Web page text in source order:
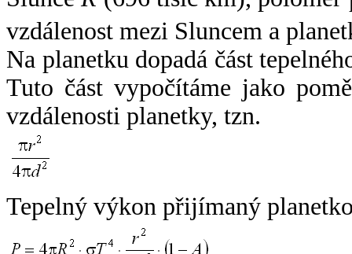
vzdálenost mezi Sluncem a
Na planetku dopadá část
Tuto část vypočítáme jako
vzdálenosti planetky, tzn.
Tepelný výkon přijímaný